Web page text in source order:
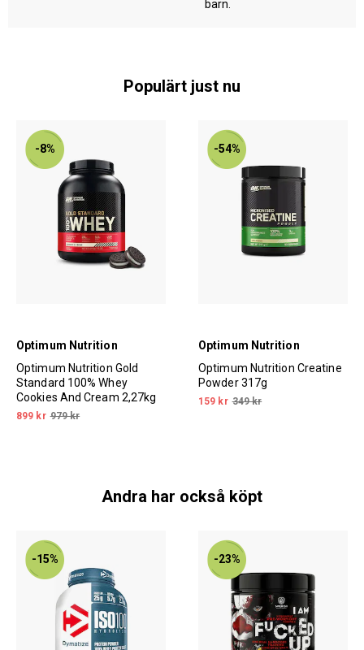
barn.
Populärt just nu
-8%
Optimum Nutrition
Optimum Nutrition Gold
Standard 100% Whey
Cookies And Cream 2,27kg
899 kr 979 kr
-54%
Optimum Nutrition
Optimum Nutrition Creatine
Powder 317g
159 kr 349 kr
Andra har också köpt
-15% -23%